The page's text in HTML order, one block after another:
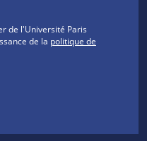
de l'Université Paris
de la politique de